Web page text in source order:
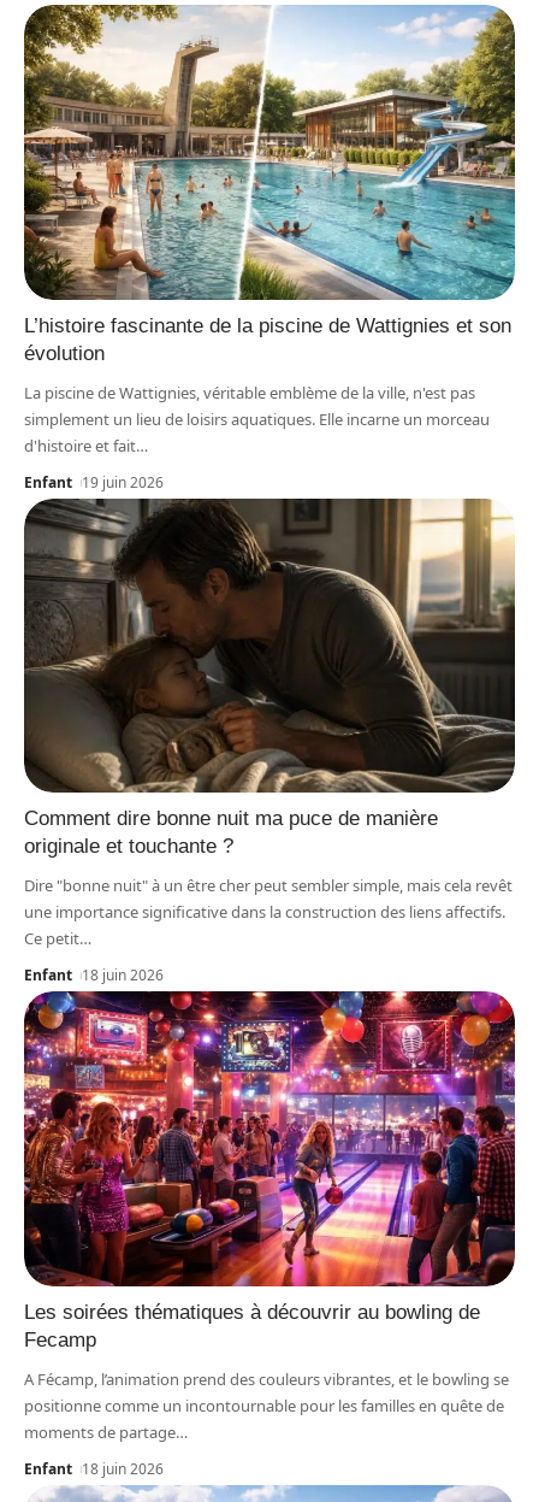
L’histoire fascinante de la piscine de Wattignies et son
évolution
La piscine de Wattignies, véritable emblème de la ville, n'est pas
simplement un lieu de loisirs aquatiques. Elle incarne un morceau
d'histoire et fait…
Enfant 19 juin 2026
Comment dire bonne nuit ma puce de manière
originale et touchante ?
Dire "bonne nuit" à un être cher peut sembler simple, mais cela revêt
une importance significative dans la construction des liens affectifs.
Ce petit…
Enfant 18 juin 2026
Les soirées thématiques à découvrir au bowling de
Fecamp
A Fécamp, l’animation prend des couleurs vibrantes, et le bowling se
positionne comme un incontournable pour les familles en quête de
moments de partage…
Enfant 18 juin 2026